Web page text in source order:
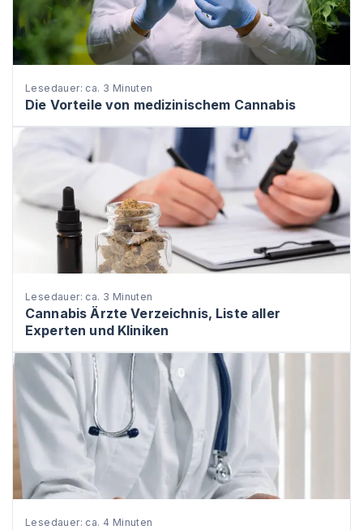
Lesedauer: ca. 3 Minuten
Die Vorteile von medizinischem Cannabis
Lesedauer: ca. 3 Minuten
Cannabis Ärzte Verzeichnis, Liste aller
Experten und Kliniken
Lesedauer: ca. 4 Minuten